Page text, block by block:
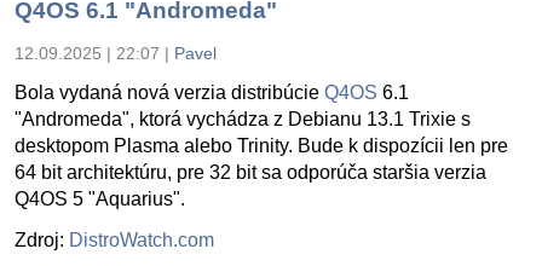
Q4OS 6.1 "Andromeda"
12.09.2025 | 22:07 | Pavel
Bola vydaná nová verzia distribúcie Q4OS 6.1
"Andromeda", ktorá vychádza z Debianu 13.1 Trixie s
desktopom Plasma alebo Trinity. Bude k dispozícii len pre
64 bit architektúru, pre 32 bit sa odporúča staršia verzia
Q4OS 5 "Aquarius".
Zdroj: DistroWatch.com